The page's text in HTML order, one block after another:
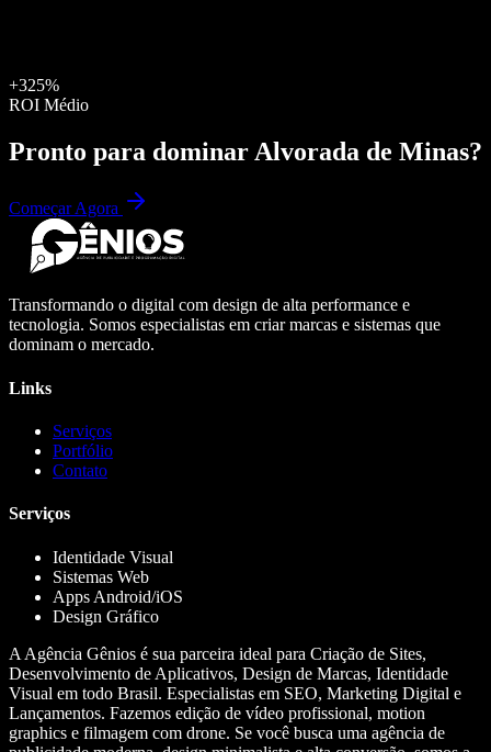
+325%
ROI Médio
Pronto para dominar Alvorada de Minas?
Começar Agora
Transformando o digital com design de alta performance e
tecnologia. Somos especialistas em criar marcas e sistemas que
dominam o mercado.
Links
Serviços
Portfólio
Contato
Serviços
Identidade Visual
Sistemas Web
Apps Android/iOS
Design Gráfico
A Agência Gênios é sua parceira ideal para Criação de Sites,
Desenvolvimento de Aplicativos, Design de Marcas, Identidade
Visual em todo Brasil. Especialistas em SEO, Marketing Digital e
Lançamentos. Fazemos edição de vídeo profissional, motion
graphics e filmagem com drone. Se você busca uma agência de